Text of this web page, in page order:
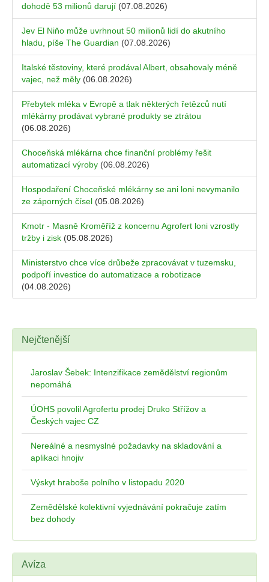
dohodě 53 milionů darují (07.08.2026)
Jev El Niňo může uvrhnout 50 milionů lidí do akutního
hladu, píše The Guardian (07.08.2026)
Italské těstoviny, které prodával Albert, obsahovaly méně
vajec, než měly (06.08.2026)
Přebytek mléka v Evropě a tlak některých řetězců nutí
mlékárny prodávat vybrané produkty se ztrátou
(06.08.2026)
Choceňská mlékárna chce finanční problémy řešit
automatizací výroby (06.08.2026)
Hospodaření Choceňské mlékárny se ani loni nevymanilo
ze záporných čísel (05.08.2026)
Kmotr - Masně Kroměříž z koncernu Agrofert loni vzrostly
tržby i zisk (05.08.2026)
Ministerstvo chce více drůbeže zpracovávat v tuzemsku,
podpoří investice do automatizace a robotizace
(04.08.2026)
Nejčtenější
Jaroslav Šebek: Intenzifikace zemědělství regionům
nepomáhá
ÚOHS povolil Agrofertu prodej Druko Střížov a
Českých vajec CZ
Nereálné a nesmyslné požadavky na skladování a
aplikaci hnojiv
Výskyt hraboše polního v listopadu 2020
Zemědělské kolektivní vyjednávání pokračuje zatím
bez dohody
Avíza